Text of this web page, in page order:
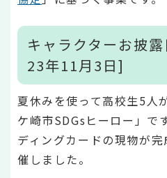
キャラクターお披
23年11月3日]
夏休みを使って高校生5人
ケ崎市SDGsヒーロー」で
ディングカードの現物が
催しました。